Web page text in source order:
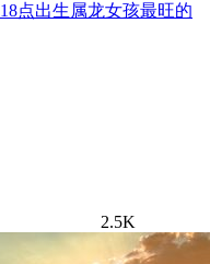
点出生属龙女孩最旺的
2.5K